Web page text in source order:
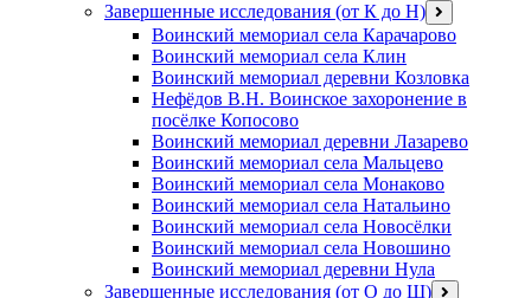
Завершенные исследования (от К до Н) открыть
меню
Воинский мемориал села Карачарово
Воинский мемориал села Клин
Воинский мемориал деревни Козловка
Нефёдов В.Н. Воинское захоронение в
посёлке Копосово
Воинский мемориал деревни Лазарево
Воинский мемориал села Мальцево
Воинский мемориал села Монаково
Воинский мемориал села Натальино
Воинский мемориал села Новосёлки
Воинский мемориал села Новошино
Воинский мемориал деревни Нула
Завершенные исследования (от О до Ш) открыть